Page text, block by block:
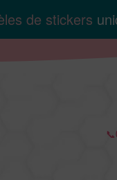
de stickers